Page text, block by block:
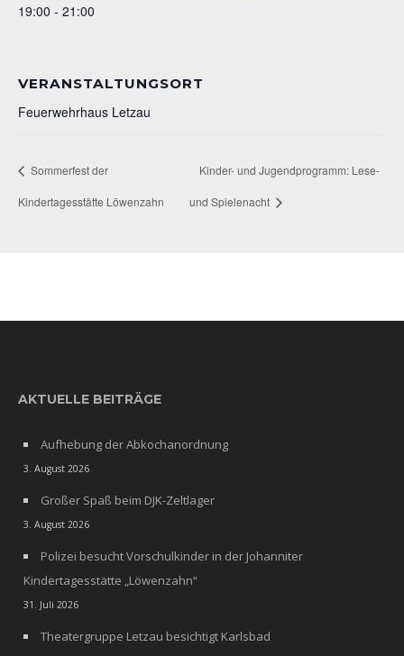
19:00 - 21:00
VERANSTALTUNGSORT
Feuerwehrhaus Letzau
Sommerfest der
Kindertagesstätte Löwenzahn
Kinder- und Jugendprogramm: Lese-
und Spielenacht
AKTUELLE BEITRÄGE
Aufhebung der Abkochanordnung
3. August 2026
Großer Spaß beim DJK-Zeltlager
3. August 2026
Polizei besucht Vorschulkinder in der Johanniter
Kindertagesstätte „Löwenzahn“
31. Juli 2026
Theatergruppe Letzau besichtigt Karlsbad